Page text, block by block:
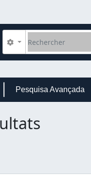
Rechercher
Search options
Pesquisa Avançada